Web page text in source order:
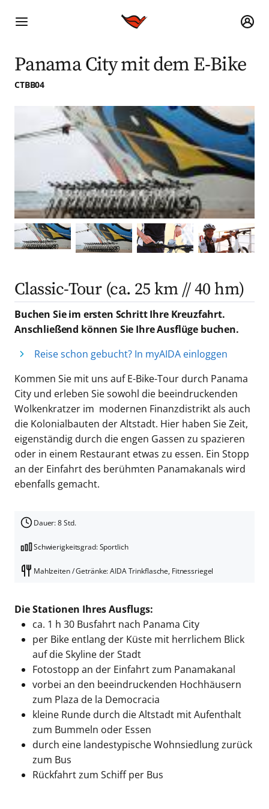
Panama City mit dem E-Bike
CTBB04
Classic-Tour (ca. 25 km // 40 hm)
Buchen Sie im ersten Schritt Ihre Kreuzfahrt.
Anschließend können Sie Ihre Ausflüge buchen.
Reise schon gebucht? In myAIDA einloggen
Kommen Sie mit uns auf E-Bike-Tour durch Panama
City und erleben Sie sowohl die beeindruckenden
Wolkenkratzer im modernen Finanzdistrikt als auch
die Kolonialbauten der Altstadt. Hier haben Sie Zeit,
eigenständig durch die engen Gassen zu spazieren
oder in einem Restaurant etwas zu essen. Ein Stopp
an der Einfahrt des berühmten Panamakanals wird
ebenfalls gemacht.
Dauer: 8 Std.
Schwierigkeitsgrad: Sportlich
Mahlzeiten / Getränke: AIDA Trinkflasche, Fitnessriegel
Die Stationen Ihres Ausflugs:
ca. 1 h 30 Busfahrt nach Panama City
per Bike entlang der Küste mit herrlichem Blick
auf die Skyline der Stadt
Fotostopp an der Einfahrt zum Panamakanal
vorbei an den beeindruckenden Hochhäusern
zum Plaza de la Democracia
kleine Runde durch die Altstadt mit Aufenthalt
zum Bummeln oder Essen
durch eine landestypische Wohnsiedlung zurück
zum Bus
Rückfahrt zum Schiff per Bus